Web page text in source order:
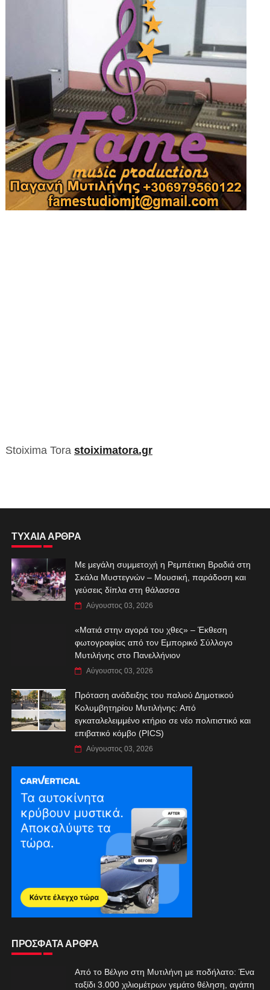
Stoixima Tora stoiximatora.gr
ΤΥΧΑΙΑ ΑΡΘΡΑ
Με μεγάλη συμμετοχή η Ρεμπέτικη Βραδιά στη
Σκάλα Μυστεγνών – Μουσική, παράδοση και
γεύσεις δίπλα στη θάλασσα
Αύγουστος 03, 2026
«Ματιά στην αγορά του χθες» – Έκθεση
φωτογραφίας από τον Εμπορικό Σύλλογο
Μυτιλήνης στο Πανελλήνιον
Αύγουστος 03, 2026
Πρόταση ανάδειξης του παλιού Δημοτικού
Κολυμβητηρίου Μυτιλήνης: Από
εγκαταλελειμμένο κτήριο σε νέο πολιτιστικό και
επιβατικό κόμβο (PICS)
Αύγουστος 03, 2026
ΠΡΟΣΦΑΤΑ ΑΡΘΡΑ
Από το Βέλγιο στη Μυτιλήνη με ποδήλατο: Ένα
ταξίδι 3.000 χιλιομέτρων γεμάτο θέληση, αγάπη